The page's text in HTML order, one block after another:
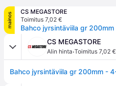
mainos
CS MEGASTORE
Toimitus 7,02 €
CS MEGASTORE
Alin hinta·Toimitus 7,02 €